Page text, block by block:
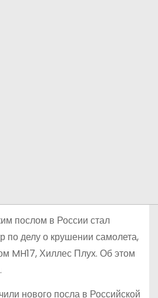
послом в России стал
по делу о крушении самолета,
MH17, Хиллес Плух. Об этом
нового посла в Российской